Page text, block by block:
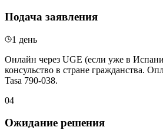
Подача заявления
1 день
Онлайн через UGE (если уже в
консульство в стране гражданства.
Tasa 790-038.
04
Ожидание решения